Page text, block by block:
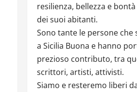
resilienza, bellezza e
dei suoi abitanti.
Sono tante le persone che
a Sicilia Buona e hanno
prezioso contributo, tra
scrittori, artisti, attivisti.
Siamo e resteremo liberi